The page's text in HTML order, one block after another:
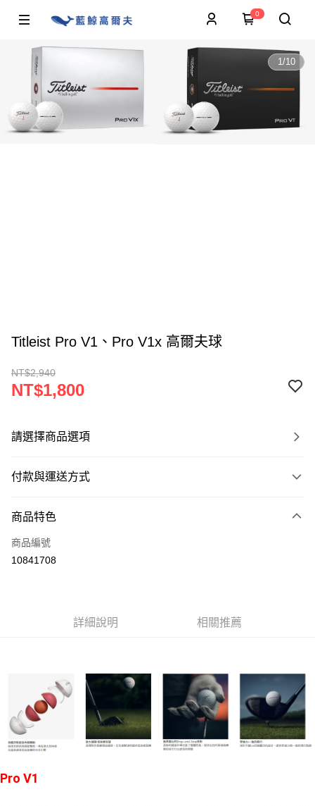
0
1/10
Titleist Pro V1、Pro V1x 高爾夫球
NT$2,940
NT$1,800
請選擇商品選項
付款與運送方式
信用卡一次付款
超商取貨付款
運送方式
全家取貨付款
每筆NT$60
每筆NT$60
商品特色
商品編號
10841708
詳細說明 相關推薦
Pro V1